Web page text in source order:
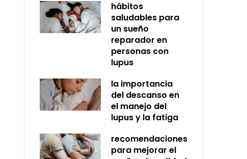
hábitos
saludables para
un sueño
reparador en
personas con
lupus
la importancia
del descanso en
el manejo del
lupus y la fatiga
recomendaciones
para mejorar el